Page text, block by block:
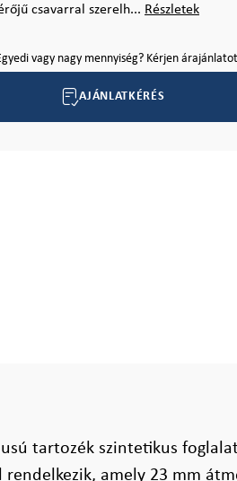
csavarral szerelh... Részletek
vagy nagy mennyiség? Kérjen
AJÁNLATKÉRÉS
tartozék szintetikus
rendelkezik, amely 23 mm